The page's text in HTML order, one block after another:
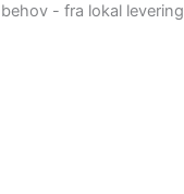
- fra lokal levering